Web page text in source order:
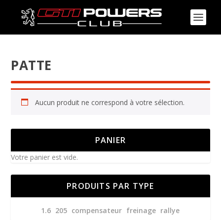
PATTE
Aucun produit ne correspond à votre sélection.
PANIER
Votre panier est vide.
PRODUITS PAR TYPE
1.6 205 compensateur freinage rallye